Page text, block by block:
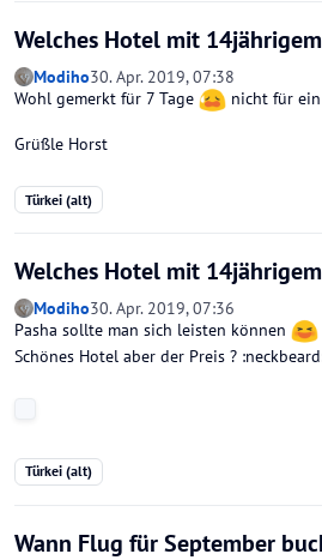
Welches Hotel mit
Modiho30. Apr. 2019, 07:38
Wohl gemerkt für 7 Tage
nicht für ein
Grüßle Horst
Türkei (alt)
Welches Hotel mit
Modiho30. Apr. 2019, 07:36
Pasha sollte man sich leisten können
Schönes Hotel aber der Preis ?
Türkei (alt)
Wann Flug für September